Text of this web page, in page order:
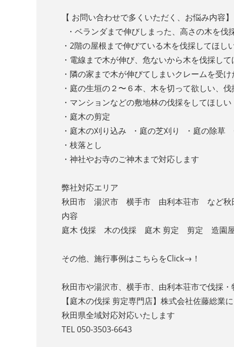
【 お問い合わせで多くいただく、お悩み内容】
・ベランダまで伸びしまった、高さの木を伐
・2階の屋根まで伸びている木を伐採してほし
・電線まで木が伸び、危ないから木を伐採して
・隣の家まで木が伸びてしまいクレームを受
・庭の生垣の２〜６本、木を切って欲しい、
・マンションなどの敷地林の伐採をしてほし
・庭木の剪定
・庭木の刈り込み ・庭の芝刈り ・庭の除草
・枝落とし
・神社やお寺のご神木まで対応します
弊社対応エリア
秋田市 湯沢市 横手市 由利本荘市 など秋
内容
庭木 伐採 木の伐採 庭木 剪定 剪定 造
その他、施行事例はこちらをClick→！
秋田市や湯沢市、横手市、由利本荘市で伐採
【庭木の伐採 剪定専門店】株式会社佐藤総業
秋田県全域対応対応いたします
TEL 050-3503-6643